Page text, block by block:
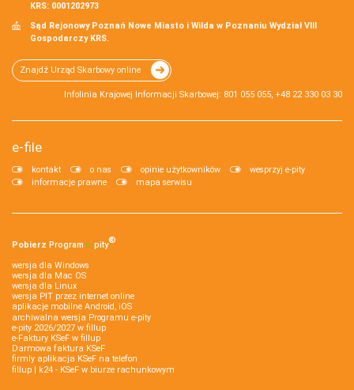
KRS: 0001202973
Sąd Rejonowy Poznań Nowe Miasto i Wilda w Poznaniu Wydział VIII
Gospodarczy KRS.
Znajdź Urząd Skarbowy online
Infolinia Krajowej Informacji Skarbowej: 801 055 055, +48 22 330 03 30
e-file
kontakt o nas opinie użytkowników
wesprzyj e-pity
informacje prawne
mapa serwisu
Pobierz Program e‑pity®
wersja dla Windows
wersja dla Mac OS
wersja dla Linux
wersja PIT przez internet online
aplikacje mobilne Android, iOS
archiwalna wersja Programu e-pity
e-pity 2026/2027 w fillup
e‑Faktury KSeF w fillup
Darmowa faktura KSeF
firmly aplikacja KSeF na telefon
fillup | k24 - KSeF w biurze rachunkowym